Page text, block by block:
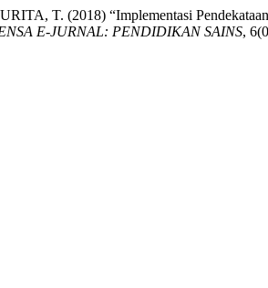
T. (2018) “Implementasi
E-JURNAL: PENDIDIKAN SAINS,